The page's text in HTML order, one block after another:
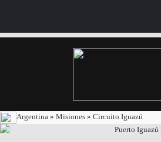
Argentina » Misiones » Circuito Iguazú